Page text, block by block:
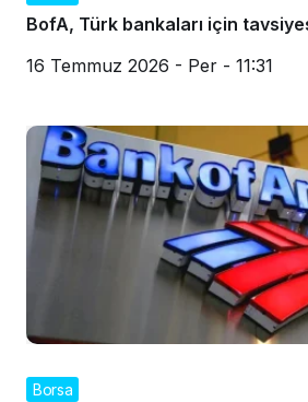
BofA, Türk bankaları için
16 Temmuz 2026 - Per - 11:31
Borsa